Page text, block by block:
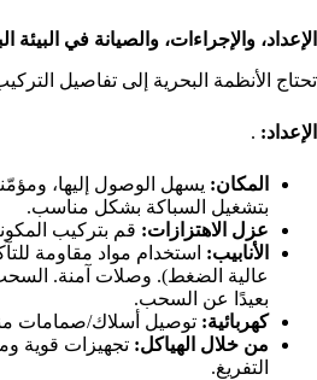
الإعداد، والإجراءات، والصيانة في البيئة
تحتاج الأنظمة البحرية إلى تفاصيل
الإعداد: .
المكان: يسهل الوصول إليها،
بتشغيل السباكة بشكل مناسب.
عزل الاهتزازات: قم بتركيب
الأنابيب: استخدام مواد مقاومة
عالية الضغط). وصلات آمنة. السحب
بعيدًا عن السحب.
كهربائية: توصيل أسلاك/صمامات
من خلال الهياكل: تجهيزات قوية
التفريغ.